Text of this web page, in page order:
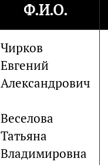
Ф.И.О.
Чирков
Евгений
Александрович
Веселова
Татьяна
Владимировна